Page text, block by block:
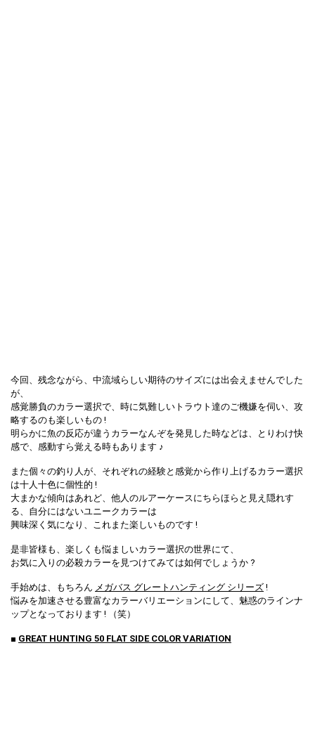
今回、残念ながら、中流域らしい期待のサイズには出会えませんでした
が、
感覚勝負のカラー選択で、時に気難しいトラウト達のご機嫌を伺い、攻
略するのも楽しいもの !
明らかに魚の反応が違うカラーなんぞを発見した時などは、とりわけ快
感で、感動すら覚える時もあります ♪
また個々の釣り人が、それぞれの経験と感覚から作り上げるカラー選択
は十人十色に個性的 !
大まかな傾向はあれど、他人のルアーケースにちらほらと見え隠れす
る、自分にはないユニークカラーは
興味深く気になり、これまた楽しいものです !
是非皆様も、楽しくも悩ましいカラー選択の世界にて、
お気に入りの必殺カラーを見つけてみては如何でしょうか ?
手始めは、もちろん メガバス グレートハンティング シリーズ !
悩みを加速させる豊富なカラーバリエーションにして、魅惑のラインナ
ップとなっております ! （笑）
■ GREAT HUNTING 50 FLAT SIDE COLOR VARIATION